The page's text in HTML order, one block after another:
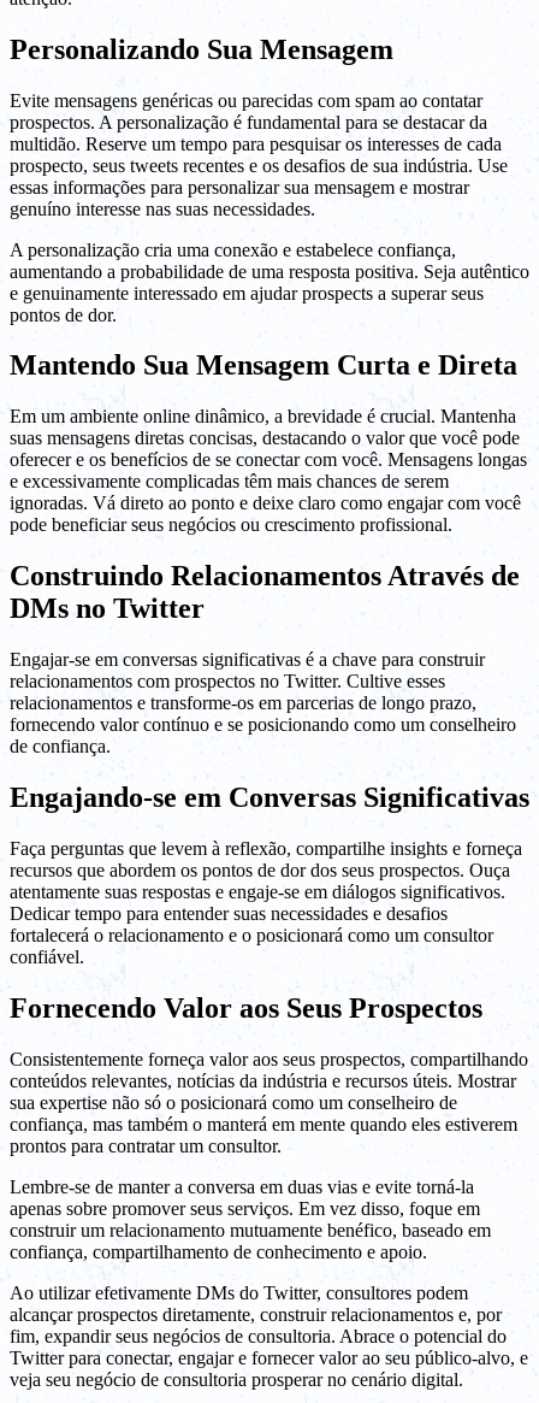
Personalizando Sua Mensagem
Evite mensagens genéricas ou parecidas com spam ao contatar
prospectos. A personalização é fundamental para se destacar da
multidão. Reserve um tempo para pesquisar os interesses de cada
prospecto, seus tweets recentes e os desafios de sua indústria. Use
essas informações para personalizar sua mensagem e mostrar
genuíno interesse nas suas necessidades.
A personalização cria uma conexão e estabelece confiança,
aumentando a probabilidade de uma resposta positiva. Seja autêntico
e genuinamente interessado em ajudar prospects a superar seus
pontos de dor.
Mantendo Sua Mensagem Curta e Direta
Em um ambiente online dinâmico, a brevidade é crucial. Mantenha
suas mensagens diretas concisas, destacando o valor que você pode
oferecer e os benefícios de se conectar com você. Mensagens longas
e excessivamente complicadas têm mais chances de serem
ignoradas. Vá direto ao ponto e deixe claro como engajar com você
pode beneficiar seus negócios ou crescimento profissional.
Construindo Relacionamentos Através de
DMs no Twitter
Engajar-se em conversas significativas é a chave para construir
relacionamentos com prospectos no Twitter. Cultive esses
relacionamentos e transforme-os em parcerias de longo prazo,
fornecendo valor contínuo e se posicionando como um conselheiro
de confiança.
Engajando-se em Conversas Significativas
Faça perguntas que levem à reflexão, compartilhe insights e forneça
recursos que abordem os pontos de dor dos seus prospectos. Ouça
atentamente suas respostas e engaje-se em diálogos significativos.
Dedicar tempo para entender suas necessidades e desafios
fortalecerá o relacionamento e o posicionará como um consultor
confiável.
Fornecendo Valor aos Seus Prospectos
Consistentemente forneça valor aos seus prospectos, compartilhando
conteúdos relevantes, notícias da indústria e recursos úteis. Mostrar
sua expertise não só o posicionará como um conselheiro de
confiança, mas também o manterá em mente quando eles estiverem
prontos para contratar um consultor.
Lembre-se de manter a conversa em duas vias e evite torná-la
apenas sobre promover seus serviços. Em vez disso, foque em
construir um relacionamento mutuamente benéfico, baseado em
confiança, compartilhamento de conhecimento e apoio.
Ao utilizar efetivamente DMs do Twitter, consultores podem
alcançar prospectos diretamente, construir relacionamentos e, por
fim, expandir seus negócios de consultoria. Abrace o potencial do
Twitter para conectar, engajar e fornecer valor ao seu público-alvo, e
veja seu negócio de consultoria prosperar no cenário digital.